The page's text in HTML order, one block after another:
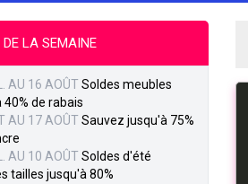
LA SEMAINE
AU 16 AOÛT Soldes meubles
40% de rabais
AU 17 AOÛT Sauvez jusqu'à 75%
AU 10 AOÛT Soldes d'été
tailles jusqu'à 80%